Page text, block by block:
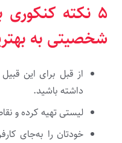
۵ نکته
شخصیتی به
از قبل برای این
داشته باشید.
لیستی تهیه کرده و
خودتان را به‌جای